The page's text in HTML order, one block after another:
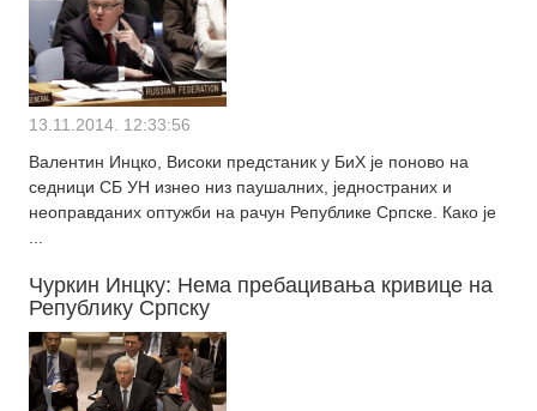
13.11.2014. 12:33:56
Валентин Инцко, Високи предстаник у БиХ је поново на
седници СБ УН изнео низ паушалних, једностраних и
неоправданих оптужби на рачун Републике Српске. Како је
Чуркин Инцку: Нема пребацивања кривице на
Републику Српску